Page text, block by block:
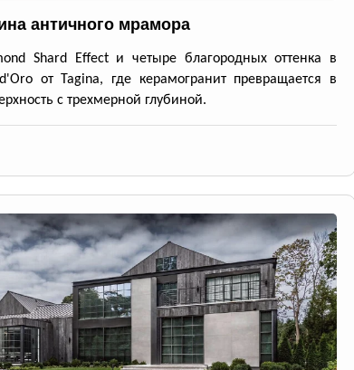
античного мрамора
Shard Effect и четыре благородных оттенка в
от Tagina, где керамогранит превращается в
с трехмерной глубиной.